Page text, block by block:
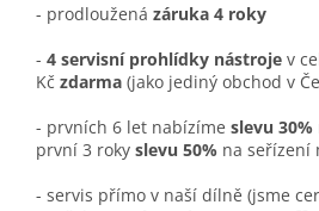
- prodloužená záruka 4 roky
- 4 servisní prohlídky nástroje v
Kč zdarma (jako jediný obchod v
- prvních 6 let nabízíme slevu 30%
první 3 roky slevu 50% na seřízení
- servis přímo v naší dílně (jsme